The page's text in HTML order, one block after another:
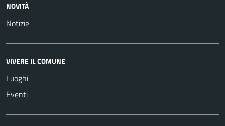
NOVITÀ
Notizie
VIVERE IL COMUNE
Luoghi
Eventi